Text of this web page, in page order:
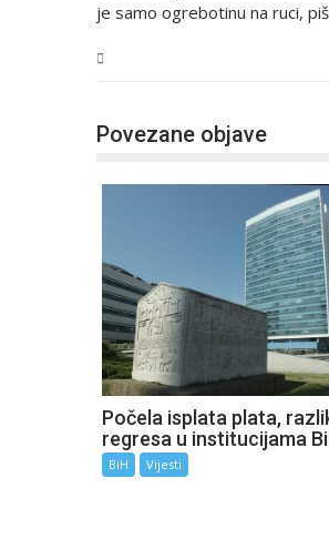
je samo ogrebotinu na ruci,
Povezane objave
Počela isplata plata,
regresa u institucijama
BiH Vijesti